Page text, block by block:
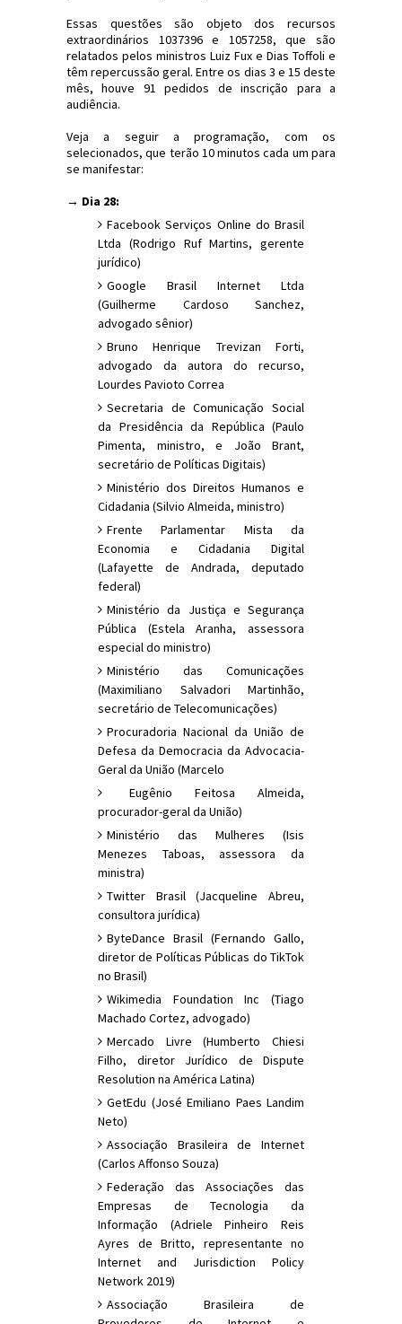
Essas questões são objeto dos recursos
extraordinários 1037396 e 1057258, que são
relatados pelos ministros Luiz Fux e Dias Toffoli e
têm repercussão geral. Entre os dias 3 e 15 deste
mês, houve 91 pedidos de inscrição para a
audiência.
Veja a seguir a programação, com os
selecionados, que terão 10 minutos cada um para
se manifestar:
→ Dia 28:
Facebook Serviços Online do Brasil
Ltda (Rodrigo Ruf Martins, gerente
jurídico)
Google Brasil Internet Ltda
(Guilherme Cardoso Sanchez,
advogado sênior)
Bruno Henrique Trevizan Forti,
advogado da autora do recurso,
Lourdes Pavioto Correa
Secretaria de Comunicação Social
da Presidência da República (Paulo
Pimenta, ministro, e João Brant,
secretário de Políticas Digitais)
Ministério dos Direitos Humanos e
Cidadania (Silvio Almeida, ministro)
Frente Parlamentar Mista da
Economia e Cidadania Digital
(Lafayette de Andrada, deputado
federal)
Ministério da Justiça e Segurança
Pública (Estela Aranha, assessora
especial do ministro)
Ministério das Comunicações
(Maximiliano Salvadori Martinhão,
secretário de Telecomunicações)
Procuradoria Nacional da União de
Defesa da Democracia da Advocacia-
Geral da União (Marcelo
Eugênio Feitosa Almeida,
procurador-geral da União)
Ministério das Mulheres (Isis
Menezes Taboas, assessora da
ministra)
Twitter Brasil (Jacqueline Abreu,
consultora jurídica)
ByteDance Brasil (Fernando Gallo,
diretor de Políticas Públicas do TikTok
no Brasil)
Wikimedia Foundation Inc (Tiago
Machado Cortez, advogado)
Mercado Livre (Humberto Chiesi
Filho, diretor Jurídico de Dispute
Resolution na América Latina)
GetEdu (José Emiliano Paes Landim
Neto)
Associação Brasileira de Internet
(Carlos Affonso Souza)
Federação das Associações das
Empresas de Tecnologia da
Informação (Adriele Pinheiro Reis
Ayres de Britto, representante no
Internet and Jurisdiction Policy
Network 2019)
Associação Brasileira de